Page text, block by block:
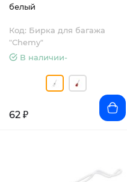
белый
Код: Бирка для багажа
"Chemy"
В наличии-
62 ₽